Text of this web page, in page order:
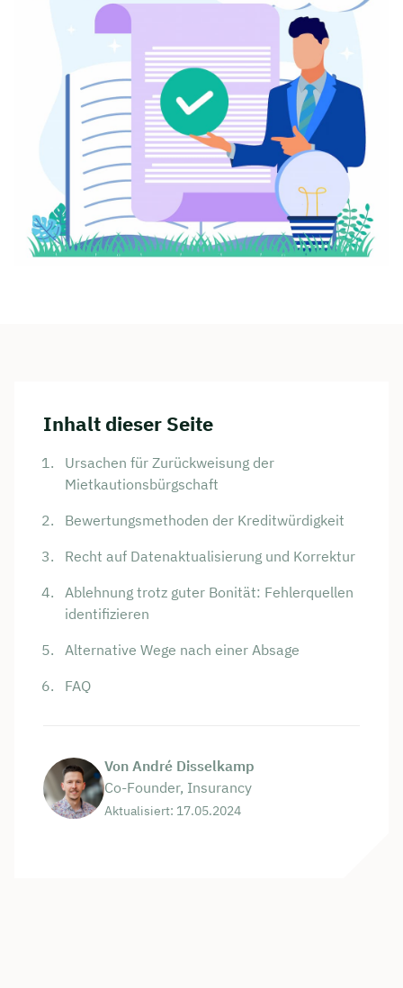
Inhalt dieser Seite
Ursachen für Zurückweisung der
Mietkautionsbürgschaft
Bewertungsmethoden der Kreditwürdigkeit
Recht auf Datenaktualisierung und Korrektur
Ablehnung trotz guter Bonität: Fehlerquellen
identifizieren
Alternative Wege nach einer Absage
FAQ
Von André Disselkamp
Co-Founder, Insurancy
Aktualisiert: 17.05.2024